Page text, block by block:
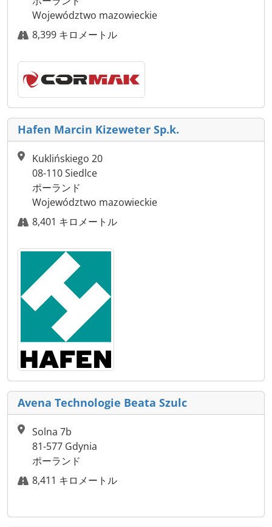
Województwo mazowieckie
8,399 キロメートル
Hafen Marcin Kizeweter Sp.k.
Kuklińskiego 20
08-110 Siedlce
ポーランド
Województwo mazowieckie
8,401 キロメートル
Avena Technologie Beata Szulc
Solna 7b
81-577 Gdynia
ポーランド
8,411 キロメートル